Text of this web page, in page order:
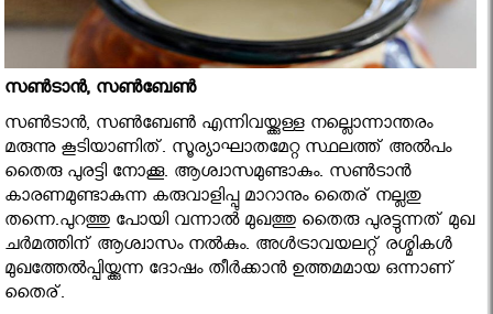
സണ്‍ടാന്‍, സണ്‍ബേണ്‍
സണ്‍ടാന്‍, സണ്‍ബേണ്‍ എന്നിവയ്ക്കുള്ള നല്ലൊന്നാന്തരം
മരുന്നു കൂടിയാണിത്. സൂര്യാഘാതമേറ്റ സ്ഥലത്ത് അല്‍പം
തൈരു പുരട്ടി നോക്കൂ. ആശ്വാസമുണ്ടാകും. സണ്‍ടാന്‍
കാരണമുണ്ടാകുന്ന കരുവാളിപ്പു മാറാനും തൈര് നല്ലതു
തന്നെ.പുറത്തു പോയി വന്നാല്‍ മുഖത്തു തൈരു പുരട്ടുന്നത് മുഖ
ചര്‍മത്തിന് ആശ്വാസം നല്‍കും. അള്‍ട്രാവയലറ്റ് രശ്മികള്‍
മുഖത്തേല്‍പ്പിയ്ക്കുന്ന ദോഷം തീര്‍ക്കാന്‍ ഉത്തമമായ ഒന്നാണ്
തൈര്.